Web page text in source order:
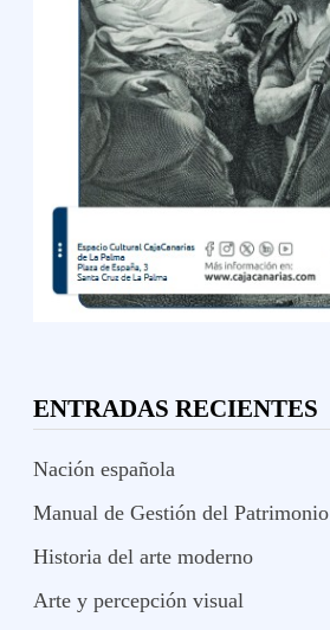
ENTRADAS RECIENTES
Nación española
Manual de Gestión del Patrimonio
Historia del arte moderno
Arte y percepción visual